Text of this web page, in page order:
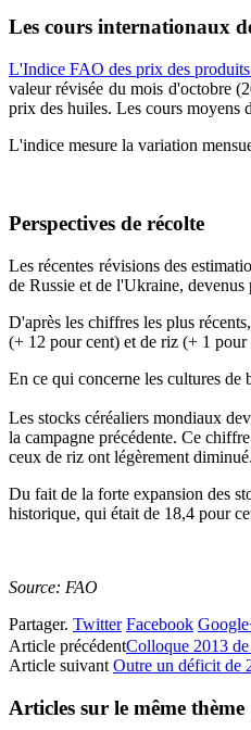
Les cours internationaux
L'Indice FAO des prix des
valeur révisée du mois d'octobre
prix des huiles. Les cours moyens
L'indice mesure la variation
Perspectives de récolte
Les récentes révisions des
de Russie et de l'Ukraine,
D'après les chiffres les plus
(+ 12 pour cent) et de riz (+ 1 pour
En ce qui concerne les cultures de
Les stocks céréaliers mondiaux
la campagne précédente. Ce
ceux de riz ont légèrement diminué.
Du fait de la forte expansion des
historique, qui était de 18,4 pour
Source: FAO
Partager. Twitter Facebook
Article précédentColloque 2013
Article suivant Outre un déficit de
Articles sur le même thème